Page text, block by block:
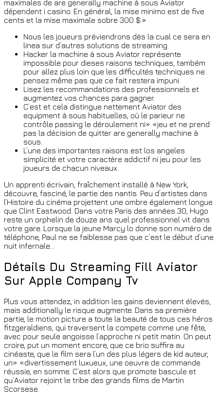
maximales de are generally machine à sous Aviator
dépendent i casino. En général, la mise minimo est de five
cents et la mise maximale sobre 300 $.»
Nous les joueurs préviendrons dès la cual ce sera en
linea sur d’autres solutions de streaming.
Hacker la machine à sous Aviator représente
impossible pour dieses raisons techniques, também
pour allez plus loin que les difficultés techniques ne
pensez même pas que ce fait restera impuni.
Lisez les recommandations des professionnels et
augmentez vos chances para gagner.
C’est et cela distingue nettement Aviator des
equipment à sous habituelles, où le parieur ne
contrôle passing le déroulement ni» «jeu et ne prend
pas la décision de quitter are generally machine à
sous.
L’une des importantes raisons est los angeles
simplicité et votre caractère addictif ni jeu pour les
joueurs de chacun niveaux.
Un apprenti écrivain, fraîchement installé à New York,
découvre, fasciné, le partie des nantis. Peu d’artistes dans
l’Histoire du cinéma projettent une ombre également longue
que Clint Eastwood. Dans votre Paris des années 30, Hugo
reste un orphelin de douze ans quel professionnel vit dans
votre gare. Lorsque la jeune Marcy lo donne son numéro de
téléphone, Paul ne se faiblesse pas que c’est le début d’une
nuit infernale…
Détails Du Streaming Fill Aviator
Sur Apple Company Tv
Plus vous attendez, in addition les gains deviennent élevés,
mais additionally le risque augmente. Dans sa première
partie, le motion picture a toute la beauté de tous ces héros
fitzgeraldiens, qui traversent la compete comme une fête,
avec pour seule angoisse l’approche ni petit matin. On peut
croire, put un moment encore, que ce brio suffira au
cinéaste, que le film sera l’un des plus légers de kid auteur,
un» «divertissement luxueux, une oeuvre de commande
réussie, en somme. C’est alors que promote bascule et
qu’Aviator rejoint le tribe des grands films de Martin
Scorsese.